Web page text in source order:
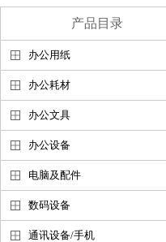
产品目录
办公用纸
办公耗材
办公文具
办公设备
电脑及配件
数码设备
通讯设备/手机